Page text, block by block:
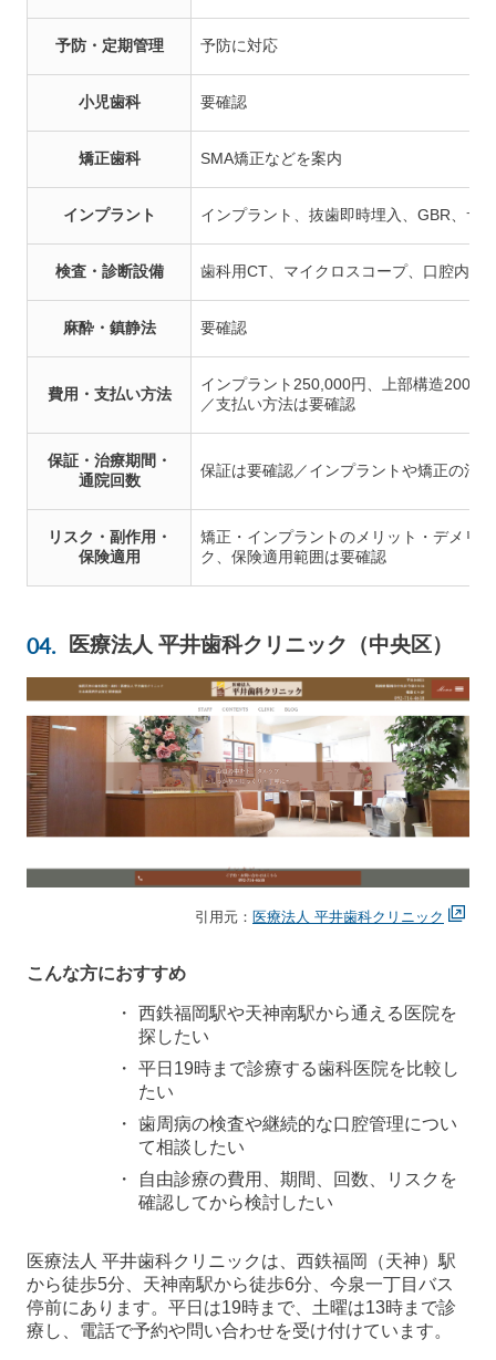
予防・定期管理 予防に対応
小児歯科 要確認
矯正歯科 SMA矯正などを案内
インプラント インプラント、抜歯即時埋入、GBR、サ
検査・診断設備 歯科用CT、マイクロスコープ、口腔内ス
麻酔・鎮静法 要確認
費用・支払い方法
インプラント250,000円、上部構造
／支払い方法は要確認
保証・治療期間・
通院回数
保証は要確認／インプラントや矯正の治
リスク・副作用・
保険適用
矯正・インプラントのメリット・デメリ
ク、保険適用範囲は要確認
医療法人 平井歯科クリニック（中央区）
引用元： 医療法人 平井歯科クリニック
こんな方におすすめ
西鉄福岡駅や天神南駅から通える医院を
探したい
平日19時まで診療する歯科医院を比較し
たい
歯周病の検査や継続的な口腔管理につい
て相談したい
自由診療の費用、期間、回数、リスクを
確認してから検討したい
医療法人 平井歯科クリニックは、西鉄福岡（天神）駅
から徒歩5分、天神南駅から徒歩6分、今泉一丁目バス
停前にあります。平日は19時まで、土曜は13時まで診
療し、電話で予約や問い合わせを受け付けています。